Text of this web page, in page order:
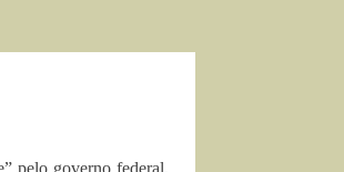
pelo governo federal.